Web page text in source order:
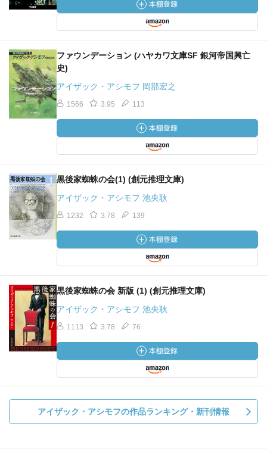
ファウンデーション (ハヤカワ文庫SF 銀河帝国興亡
史)
アイザック・アシモフ 岡部宏之
1566 3.95 113
黒後家蜘蛛の会(1) (創元推理文庫)
アイザック・アシモフ 池央耿
1232 3.78 139
黒後家蜘蛛の会 新版 (1) (創元推理文庫)
アイザック・アシモフ 池央耿
1113 3.78 76
アイザック・アシモフの作品ランキング・新刊情報